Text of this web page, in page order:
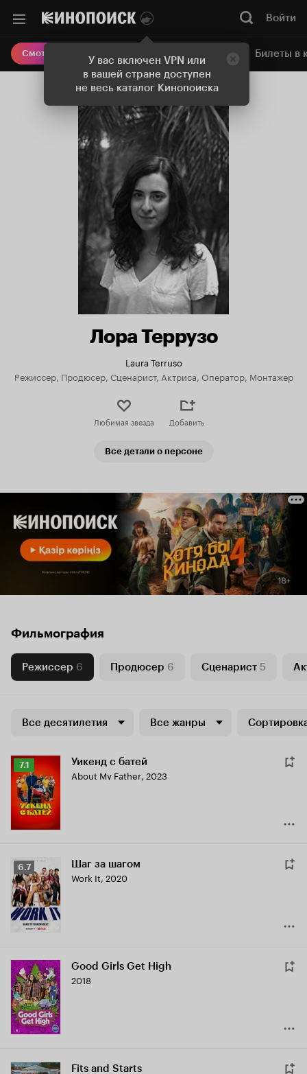
У вас включен VPN или
в вашей стране доступен
не весь каталог Кинопоиска
Войти
Смотреть кино Онлайн-кинотеатр Билеты в
Лора Террузо
Laura Terruso
Режиссер, Продюсер, Сценарист, Актриса, Оператор, Монтажер
Любимая звезда Добавить
Все детали о персоне
Фильмография
Режиссер 6 Продюсер 6 Сценарист 5
Все десятилетия Все жанры
Рейтинг
Кинопоиска
7.1
7.1 Уикенд с батей
About My Father, 2023
Рейтинг
Кинопоиска
6.7
6.7 Шаг за шагом
Work It, 2020
Good Girls Get High
2018
Fits and Starts